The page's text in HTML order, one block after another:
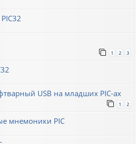
1 2 3
USB на младших PIC-ах
1 2
мнемоники PIC